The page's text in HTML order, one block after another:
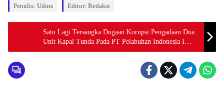
Penulis: Udins Editor: Redaksi
Satu Lagi Tersangka Dugaan Korupsi Pengadaan Dua
Unit Kapal Tunda Pada PT Pelabuhan Indonesia I
(Pelindo) Belawan Di Tahan Penyidik Pidsus Kejati